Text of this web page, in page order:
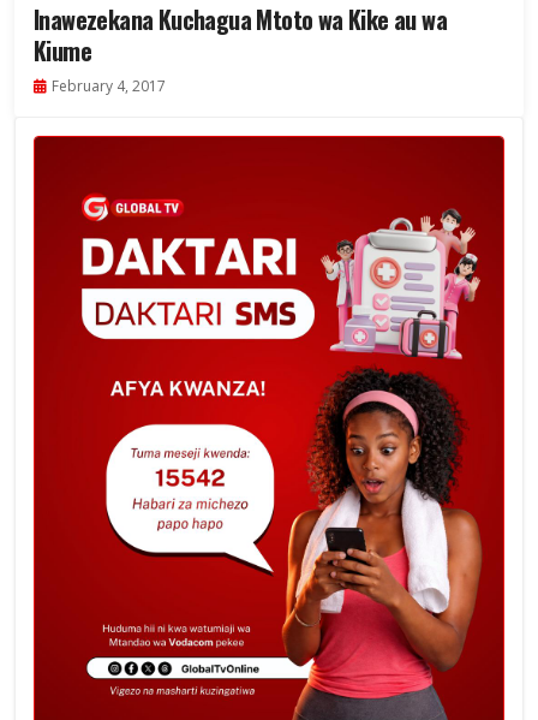
Inawezekana Kuchagua Mtoto wa Kike au wa
Kiume
February 4, 2017